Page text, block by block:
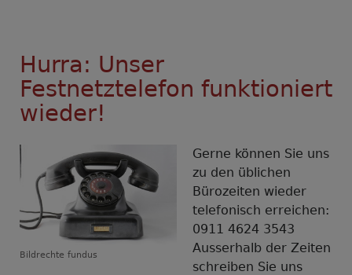
Hurra: Unser
Festnetztelefon funktioniert
wieder!
Bildrechte fundus
Gerne können Sie uns
zu den üblichen
Bürozeiten wieder
telefonisch erreichen:
0911 4624 3543
Ausserhalb der Zeiten
schreiben Sie uns